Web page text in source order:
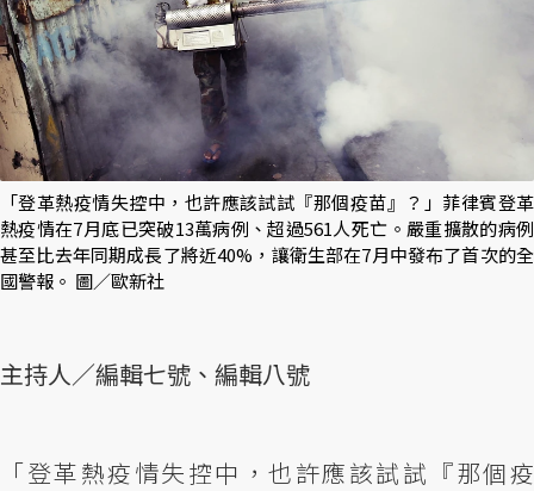
「登革熱疫情失控中，也許應該試試『那個疫苗』？」菲律賓登革
熱疫情在7月底已突破13萬病例、超過561人死亡。嚴重擴散的病例
甚至比去年同期成長了將近40%，讓衛生部在7月中發布了首次的全
國警報。 圖／歐新社
主持人／編輯七號、編輯八號
「登革熱疫情失控中，也許應該試試『那個疫